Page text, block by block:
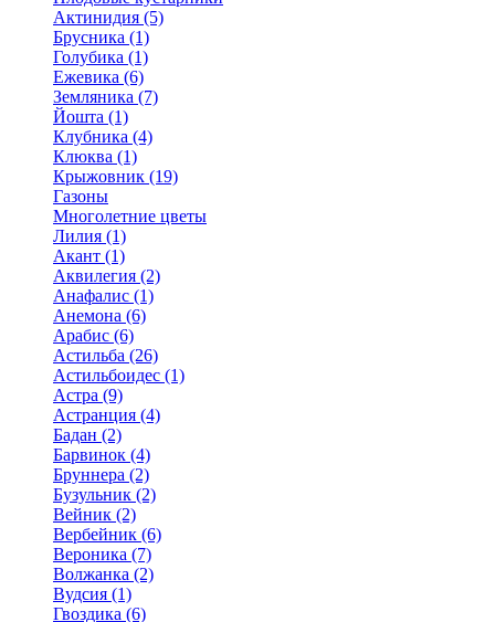
Актинидия (5)
Брусника (1)
Голубика (1)
Ежевика (6)
Земляника (7)
Йошта (1)
Клубника (4)
Клюква (1)
Крыжовник (19)
Газоны
Многолетние цветы
Лилия (1)
Акант (1)
Аквилегия (2)
Анафалис (1)
Анемона (6)
Арабис (6)
Астильба (26)
Астильбоидес (1)
Астра (9)
Астранция (4)
Бадан (2)
Барвинок (4)
Бруннера (2)
Бузульник (2)
Вейник (2)
Вербейник (6)
Вероника (7)
Волжанка (2)
Вудсия (1)
Гвоздика (6)